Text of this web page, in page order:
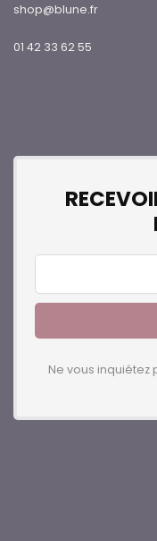
shop@blune.fr
01 42 33 62 55
Ne vous inquiétez